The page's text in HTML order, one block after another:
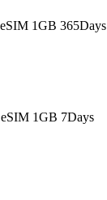
1GB 365Days
1GB 7Days